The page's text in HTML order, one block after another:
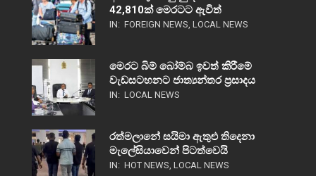
42,810ක් මෙරටට ඇවිත්
IN: FOREIGN NEWS, LOCAL NEWS
මෙරට බිම් බෝම්බ ඉවත් කිරීමේ
වැඩසටහනට ජාත්‍යන්තර ප්‍රසාදය
IN: LOCAL NEWS
රත්මලානේ සයිමා ඇතුළු තිදෙනා
මැලේසියාවෙන් පිටත්වෙයි
IN: HOT NEWS, LOCAL NEWS